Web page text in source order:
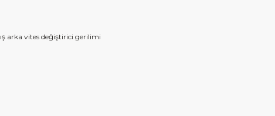
arka vites değiştirici gerilimi